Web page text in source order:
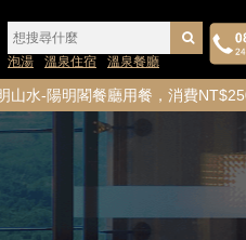
泡湯 溫泉住宿 溫泉餐廳
廳用餐，消費NT$250可集1點，